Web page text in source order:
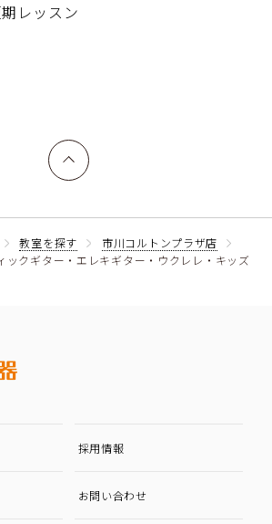
レッスン
上へ戻る
教室を探す
市川コルトンプラザ店
ックギター・エレキギター・ウクレレ・キッズ
採用情報
お問い合わせ